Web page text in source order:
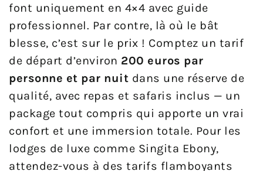
font uniquement en 4×4 avec guide
professionnel. Par contre, là où le bât
blesse, c’est sur le prix ! Comptez un tarif
de départ d’environ 200 euros par
personne et par nuit dans une réserve de
qualité, avec repas et safaris inclus — un
package tout compris qui apporte un vrai
confort et une immersion totale. Pour les
lodges de luxe comme Singita Ebony,
attendez-vous à des tarifs flamboyants